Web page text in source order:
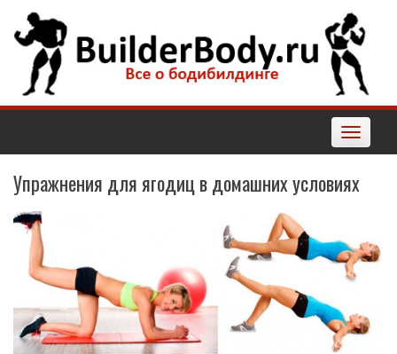
Наверх
Toggle
Упражнения для ягодиц в домашних условиях